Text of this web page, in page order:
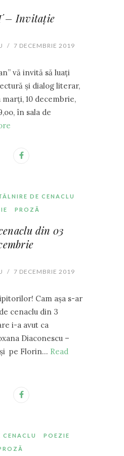
– Invitație
/ 7 DECEMBRIE 2019
vă invită să luați
și dialog literar,
marți, 10 decembrie,
în sala de
DE CENACLU
PROZĂ
din 03
/ 7 DECEMBRIE 2019
Cam așa s-ar
cenaclu din 3
i-a avut ca
Diaconescu –
pe Florin… Read
CENACLU
POEZIE